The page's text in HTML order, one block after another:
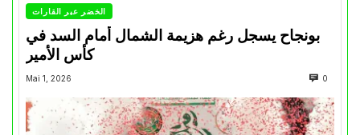
الخضر عبر القارات
بونجاح يسجل رغم هزيمة الشمال أمام السد في
كأس الأمير
Mai 1, 2026 0